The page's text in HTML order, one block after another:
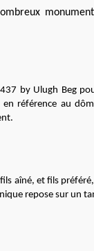
by Ulugh Beg
en référence au
aîné, et fils
repose sur un